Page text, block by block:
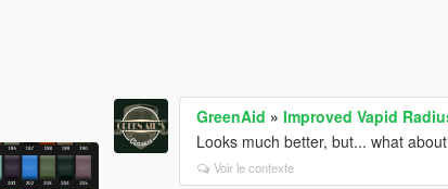
GreenAid »Improved Vapid
Looks much better, but... what
Voir le contexte